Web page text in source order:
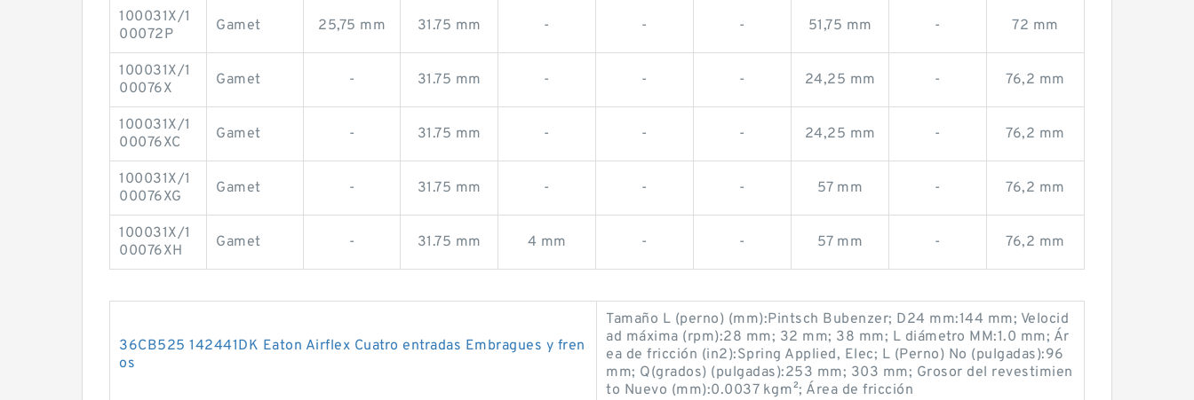
100031X/1
00072P
Gamet 25,75 mm 31.75 mm - - - 51,75 mm - 72 mm
100031X/1
00076X
Gamet - 31.75 mm - - - 24,25 mm - 76,2 mm
100031X/1
00076XC
Gamet - 31.75 mm - - - 24,25 mm - 76,2 mm
100031X/1
00076XG
Gamet - 31.75 mm - - - 57 mm - 76,2 mm
100031X/1
00076XH
Gamet - 31.75 mm 4 mm - - 57 mm - 76,2 mm
36CB525 142441DK Eaton Airflex Cuatro entradas Embragues y fren
os
Tamaño L (perno) (mm):Pintsch Bubenzer; D24 mm:144 mm; Velocid
ad máxima (rpm):28 mm; 32 mm; 38 mm; L diámetro MM:1.0 mm; Ár
ea de fricción (in2):Spring Applied, Elec; L (Perno) No (pulgadas):96
mm; Q(grados) (pulgadas):253 mm; 303 mm; Grosor del revestimien
to Nuevo (mm):0.0037 kg·m²; Área de fricción